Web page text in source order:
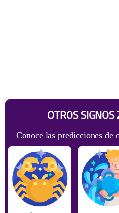
OTROS SIGNOS
Conoce las predicciones de